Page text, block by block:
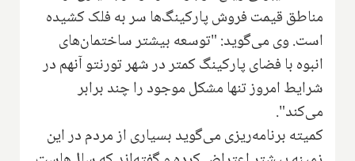
مناطق قیمت فروش پارکینگ‌ها سر به فلک کشیده
است. وی می‌گوید: "توسعه بیشتر ساختمان‌های
انبوه با فضای پارکینگ کمتر در شهر تورنتو آنهم در
شرایط امروز تنها مشکل موجود را چند برابر
می‌کند".
کمیته برنامه‌ریزی می‌گوید بسیاری از مردم در این